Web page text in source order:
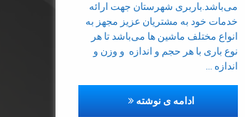
می‌باشد.باربری شهرستان جهت ارائه
خدمات خود به مشتریان عزیز مجهز به
انواع مختلف ماشین ها می‌باشد تا هر
نوع باری با هر حجم و اندازه و وزن و
اندازه …
ادامه ی نوشتهمجهز به انواع ماشین های سبک
وانت باربری